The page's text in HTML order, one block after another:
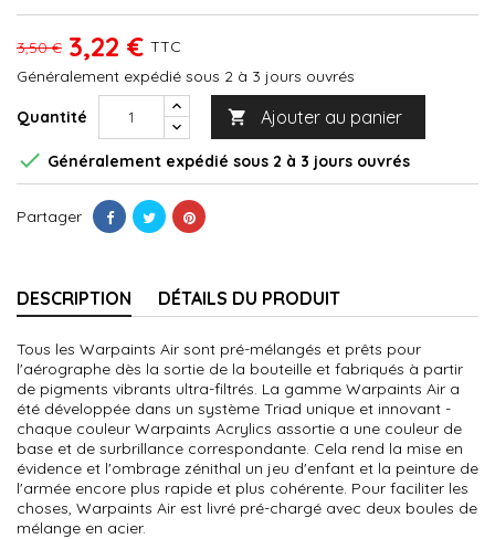
3,50 € 3,22 € TTC
Généralement expédié sous 2 à 3 jours ouvrés
Quantité  Ajouter au panier
 Généralement expédié sous 2 à 3 jours ouvrés
Partager
DESCRIPTION DÉTAILS DU PRODUIT
Tous les Warpaints Air sont pré-mélangés et prêts pour
l'aérographe dès la sortie de la bouteille et fabriqués à partir
de pigments vibrants ultra-filtrés. La gamme Warpaints Air a
été développée dans un système Triad unique et innovant -
chaque couleur Warpaints Acrylics assortie a une couleur de
base et de surbrillance correspondante. Cela rend la mise en
évidence et l'ombrage zénithal un jeu d'enfant et la peinture de
l'armée encore plus rapide et plus cohérente. Pour faciliter les
choses, Warpaints Air est livré pré-chargé avec deux boules de
mélange en acier.